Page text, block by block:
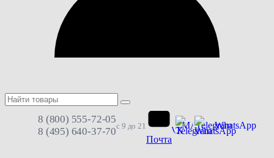
8 (800) 555-72-05
8 (495) 640-37-70с 9 до 21
Почта
MAXTelegramWhatsApp